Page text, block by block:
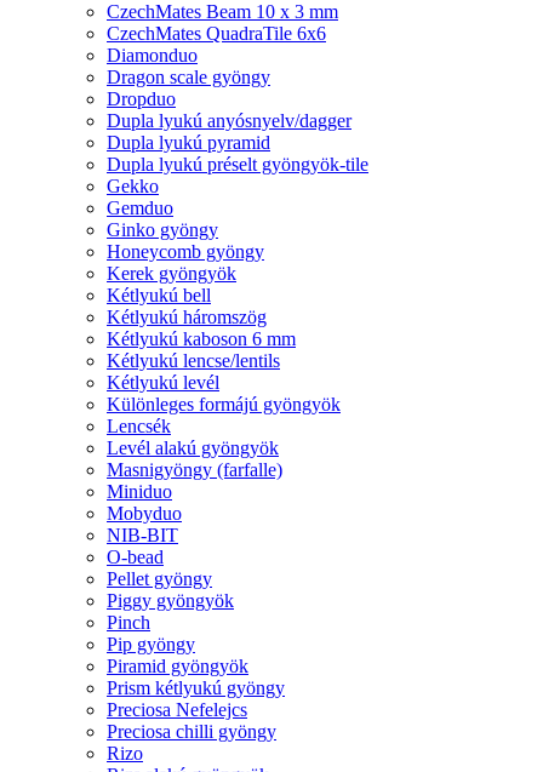
CzechMates Beam 10 x 3 mm
CzechMates QuadraTile 6x6
Diamonduo
Dragon scale gyöngy
Dropduo
Dupla lyukú anyósnyelv/dagger
Dupla lyukú pyramid
Dupla lyukú préselt gyöngyök-tile
Gekko
Gemduo
Ginko gyöngy
Honeycomb gyöngy
Kerek gyöngyök
Kétlyukú bell
Kétlyukú háromszög
Kétlyukú kaboson 6 mm
Kétlyukú lencse/lentils
Kétlyukú levél
Különleges formájú gyöngyök
Lencsék
Levél alakú gyöngyök
Masnigyöngy (farfalle)
Miniduo
Mobyduo
NIB-BIT
O-bead
Pellet gyöngy
Piggy gyöngyök
Pinch
Pip gyöngy
Piramid gyöngyök
Prism kétlyukú gyöngy
Preciosa Nefelejcs
Preciosa chilli gyöngy
Rizo